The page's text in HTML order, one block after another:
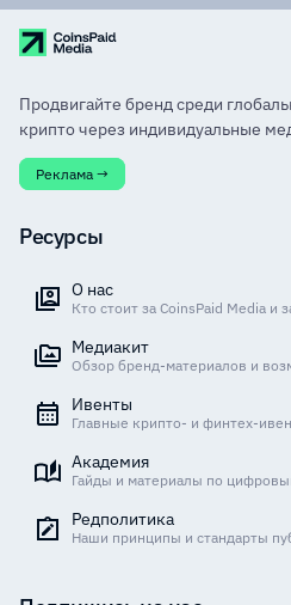
Продвигайте бренд среди
крипто через индивидуальные
Реклама →
Ресурсы
О нас
Кто стоит за CoinsPaid Media
Медиакит
Обзор бренд-материалов и
Ивенты
Главные крипто- и финтех-
Академия
Гайды и материалы по
Редполитика
Наши принципы и стандарты